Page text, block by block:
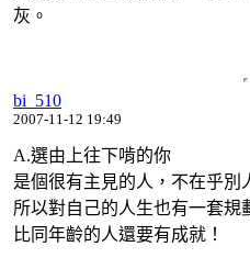
灰。
bi_510
2007-11-12 19:49
A.選由上往下啃的你
是個很有主見的人，不在乎別
所以對自己的人生也有一套規
比同年齡的人還要有成就！